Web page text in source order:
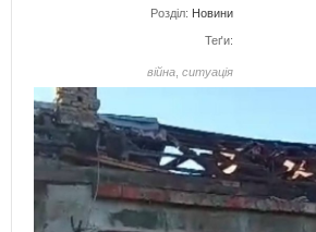
Розділ: Новини
Теґи:
війна ситуація